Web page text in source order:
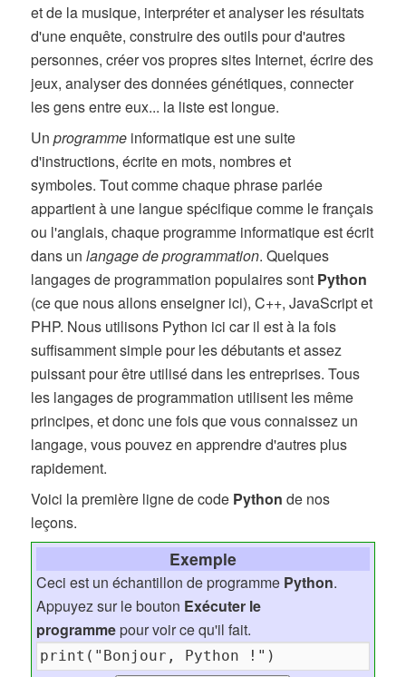
et de la musique, interpréter et analyser les résultats
d'une enquête, construire des outils pour d'autres
personnes, créer vos propres sites Internet, écrire des
jeux, analyser des données génétiques, connecter
les gens entre eux... la liste est longue.
Unprogramme informatique est une suite
d'instructions, écrite en mots, nombres et
symboles. Tout comme chaque phrase parlée
appartient à une langue spécifique comme le français
ou l'anglais, chaque programme informatique est écrit
dans unlangage de programmation. Quelques
langages de programmation populaires sont Python
(ce que nous allons enseigner ici), C++, JavaScript et
PHP. Nous utilisons Python ici car il est à la fois
suffisamment simple pour les débutants et assez
puissant pour être utilisé dans les entreprises. Tous
les langages de programmation utilisent les même
principes, et donc une fois que vous connaissez un
langage, vous pouvez en apprendre d'autres plus
rapidement.
Voici la première ligne de code Python de nos
leçons.
Exemple
Ceci est un échantillon de programme Python.
Appuyez sur le bouton Exécuter le
programmepour voir ce qu'il fait.